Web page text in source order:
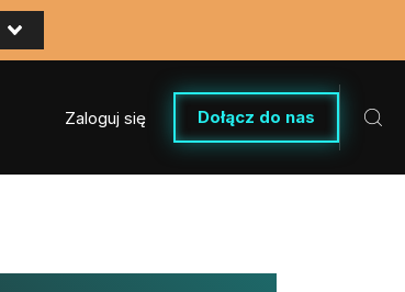
Zaloguj się Dołącz do nas